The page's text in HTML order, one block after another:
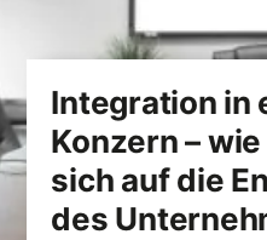
Integration in
Konzern –
sich auf die
des